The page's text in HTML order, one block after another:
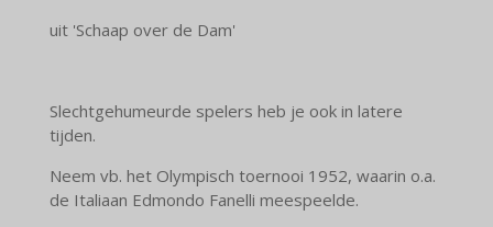
uit 'Schaap over de Dam'
Slechtgehumeurde spelers heb je ook in latere
tijden.
Neem vb. het Olympisch toernooi 1952, waarin o.a.
de Italiaan Edmondo Fanelli meespeelde.